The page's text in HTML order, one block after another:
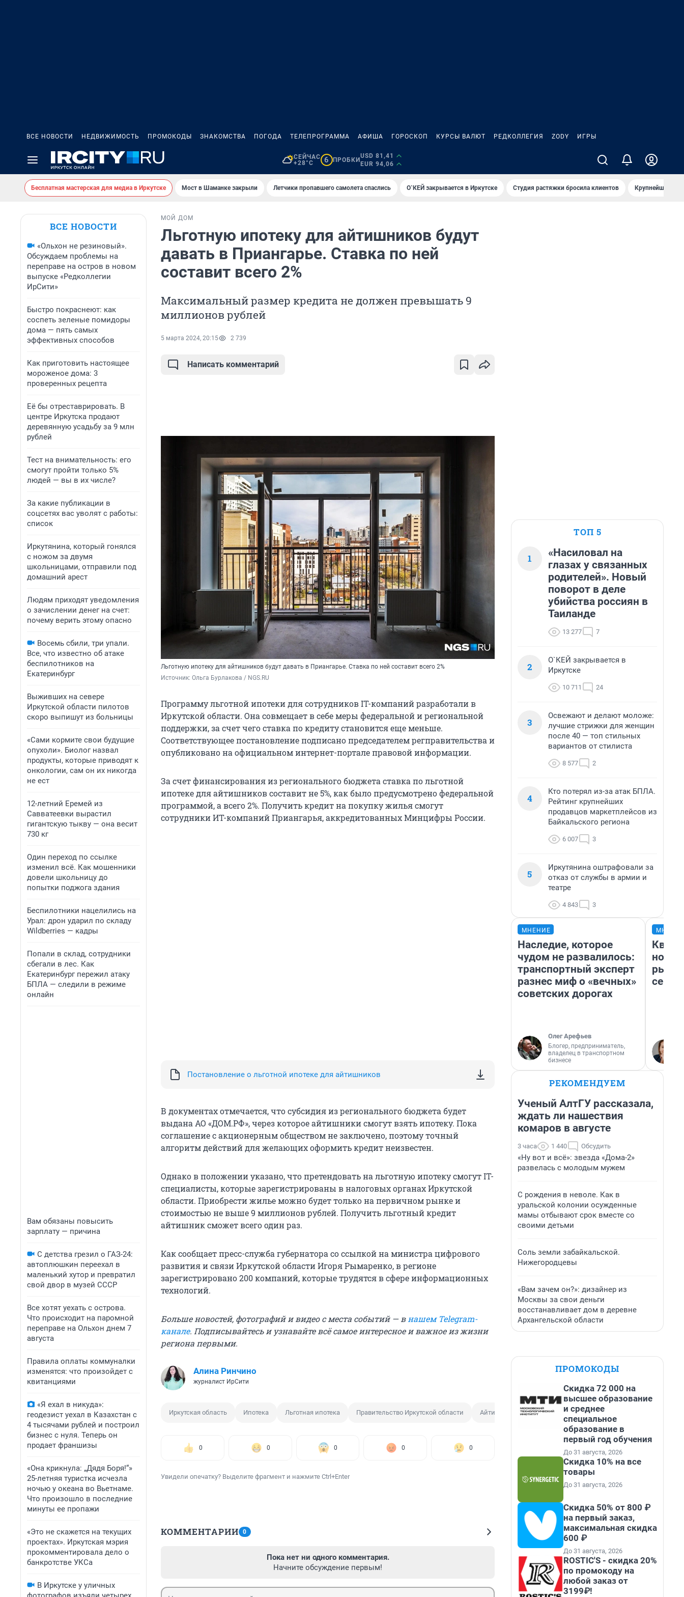
ВСЕ НОВОСТИ НЕДВИЖИМОСТЬ ПРОМОКОДЫ ЗНАКОМСТВА ПОГОДА ТЕЛЕПРОГРАММА АФИША ГОРОСКОП КУРСЫ ВАЛЮТ РЕДКОЛЛЕГИЯ ZODY ИГРЫ
СЕЙЧАС
+28°C
6 ПРОБКИ
USD 81,41
EUR 94,06
Бесплатная мастерская для медиа в Иркутске Мост в Шаманке закрыли Летчики пропавшего самолета спаслись О`КЕЙ закрывается в Иркутске Студия растяжки бросила клиентов Крупнейшие
ВСЕ НОВОСТИ
«Ольхон не резиновый».
Обсуждаем проблемы на
переправе на остров в новом
выпуске «Редколлегии
ИрСити»
Быстро покраснеют: как
соспеть зеленые помидоры
дома — пять самых
эффективных способов
Как приготовить настоящее
мороженое дома: 3
проверенных рецепта
Её бы отреставрировать. В
центре Иркутска продают
деревянную усадьбу за 9 млн
рублей
Тест на внимательность: его
смогут пройти только 5%
людей — вы в их числе?
За какие публикации в
соцсетях вас уволят с работы:
список
Иркутянина, который гонялся
с ножом за двумя
школьницами, отправили под
домашний арест
Людям приходят уведомления
о зачислении денег на счет:
почему верить этому опасно
Восемь сбили, три упали.
Все, что известно об атаке
беспилотников на
Екатеринбург
Выживших на севере
Иркутской области пилотов
скоро выпишут из больницы
«Сами кормите свои будущие
опухоли». Биолог назвал
продукты, которые приводят к
онкологии, сам он их никогда
не ест
12-летний Еремей из
Савватеевки вырастил
гигантскую тыкву — она весит
730 кг
Один переход по ссылке
изменил всё. Как мошенники
довели школьницу до
попытки поджога здания
Беспилотники нацелились на
Урал: дрон ударил по складу
Wildberries — кадры
Попали в склад, сотрудники
сбегали в лес. Как
Екатеринбург пережил атаку
БПЛА — следили в режиме
онлайн
Вам обязаны повысить
зарплату — причина
С детства грезил о ГАЗ-24:
автоплюшкин переехал в
маленький хутор и превратил
свой двор в музей СССР
Все хотят уехать с острова.
Что происходит на паромной
переправе на Ольхон днем 7
августа
Правила оплаты коммуналки
изменятся: что произойдет с
квитанциями
«Я ехал в никуда»:
геодезист уехал в Казахстан с
4 тысячами рублей и построил
бизнес с нуля. Теперь он
продает франшизы
«Она крикнула: „Дядя Боря!“»
25-летняя туристка исчезла
ночью у океана во Вьетнаме.
Что произошло в последние
минуты ее пропажи
«Это не скажется на текущих
проектах». Иркутская мэрия
прокомментировала дело о
банкротстве УКСа
В Иркутске у уличных
МОЙ ДОМ
Льготную ипотеку для айтишников будут
давать в Приангарье. Ставка по ней
составит всего 2%
Максимальный размер кредита не должен превышать 9
миллионов рублей
5 марта 2024, 20:15 2 739
Написать комментарий
Льготную ипотеку для айтишников будут давать в Приангарье. Ставка по ней составит всего 2%
Источник: Ольга Бурлакова / NGS.RU
Программу льготной ипотеки для сотрудников IT-компаний разработали в
Иркутской области. Она совмещает в себе меры федеральной и региональной
поддержки, за счет чего ставка по кредиту становится еще меньше.
Соответствующее постановление подписано председателем регправительства и
опубликовано на официальном интернет-портале правовой информации.
За счет финансирования из регионального бюджета ставка по льготной
ипотеке для айтишников составит не 5%, как было предусмотрено федеральной
программой, а всего 2%. Получить кредит на покупку жилья смогут
сотрудники ИТ-компаний Приангарья, аккредитованных Минцифры России.
Постановление о льготной ипотеке для айтишников
В документах отмечается, что субсидия из регионального бюджета будет
выдана АО «ДОМ.РФ», через которое айтишники смогут взять ипотеку. Пока
соглашение с акционерным обществом не заключено, поэтому точный
алгоритм действий для желающих оформить кредит неизвестен.
Однако в положении указано, что претендовать на льготную ипотеку смогут IT-
специалисты, которые зарегистрированы в налоговых органах Иркутской
области. Приобрести жилье можно будет только на первичном рынке и
стоимостью не выше 9 миллионов рублей. Получить льготный кредит
айтишник сможет всего один раз.
Как сообщает пресс-служба губернатора со ссылкой на министра цифрового
развития и связи Иркутской области Игоря Рымаренко, в регионе
зарегистрировано 200 компаний, которые трудятся в сфере информационных
технологий.
Больше новостей, фотографий и видео с места событий — в нашем Telegram-
канале. Подписывайтесь и узнавайте всё самое интересное и важное из жизни
региона первыми.
Алина Ринчино
журналист ИрСити
Иркутская область Ипотека Льготная ипотека Правительство Иркутской области Айтишник
0 0 0 0 0
Увидели опечатку? Выделите фрагмент и нажмите Ctrl+Enter
КОММЕНТАРИИ 0
Пока нет ни одного комментария.
Начните обсуждение первым!
ТОП 5
1
«Насиловал на
глазах у связанных
родителей». Новый
поворот в деле
убийства россиян в
Таиланде
13 277 7
2
О`КЕЙ закрывается в
Иркутске
10 711 24
3
Освежают и делают моложе:
лучшие стрижки для женщин
после 40 — топ стильных
вариантов от стилиста
8 577 2
4
Кто потерял из-за атак БПЛА.
Рейтинг крупнейших
продавцов маркетплейсов из
Байкальского региона
6 007 3
5
Иркутянина оштрафовали за
отказ от службы в армии и
театре
4 843 3
МНЕНИЕ
Наследие, которое
чудом не развалилось:
транспортный эксперт
разнес миф о «вечных»
советских дорогах
Олег Арефьев
Блогер, предприниматель,
владелец в транспортном
бизнесе
но
РЕКОМЕНДУЕМ
Ученый АлтГУ рассказала,
ждать ли нашествия
комаров в августе
3 часа 1 440 Обсудить
«Ну вот и всё»: звезда «Дома-2»
развелась с молодым мужем
С рождения в неволе. Как в
уральской колонии осужденные
мамы отбывают срок вместе со
своими детьми
Соль земли забайкальской.
Нижегородцевы
«Вам зачем он?»: дизайнер из
Москвы за свои деньги
восстанавливает дом в деревне
Архангельской области
ПРОМОКОДЫ
Скидка 72 000 на
высшее образование
и среднее
специальное
образование в
первый год обучения
До 31 августа, 2026
Скидка 10% на все
товары
До 31 августа, 2026
Скидка 50% от 800 ₽
на первый заказ,
максимальная скидка
600 ₽
До 31 августа, 2026
ROSTIC'S - скидка 20%
по промокоду на
любой заказ от
3199₽!